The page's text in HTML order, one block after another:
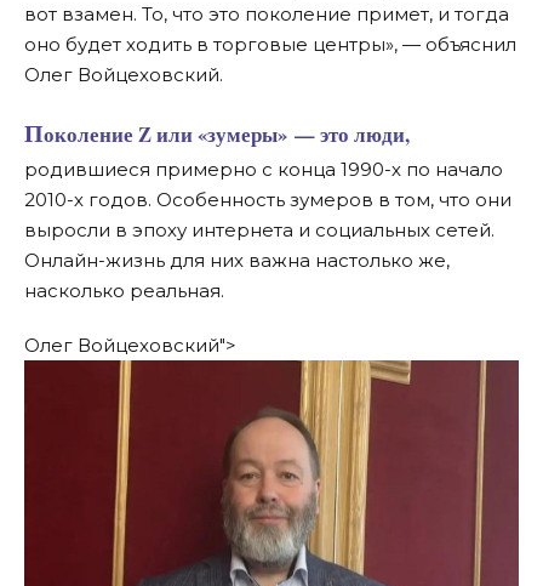
вот взамен. То, что это поколение примет, и тогда
оно будет ходить в торговые центры», — объяснил
Олег Войцеховский.
Поколение Z или «зумеры» — это люди,
родившиеся примерно с конца 1990-х по начало
2010-х годов. Особенность зумеров в том, что они
выросли в эпоху интернета и социальных сетей.
Онлайн-жизнь для них важна настолько же,
насколько реальная.
Олег Войцеховский">